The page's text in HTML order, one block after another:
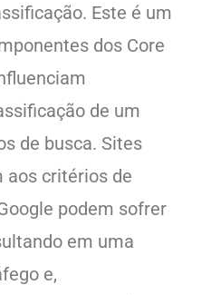
Este é um
dos Core
de um
de busca. Sites
aos critérios de
podem sofrer
em uma
e,